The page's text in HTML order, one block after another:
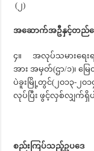
(၂)
အဆောက်အဦနှင့်တည်န
၄။ အလုပ်သမားရေးရ
အား အမှတ်(ဌာ/၁)၊ မ
ပဲခူးမြို့တွင်(၂၀၁၃-၂၀
လုပ်ပြီး ဖွင့်လှစ်လျှက်ရှိ
စည်းကြပ်သည့်ဥပဒေ